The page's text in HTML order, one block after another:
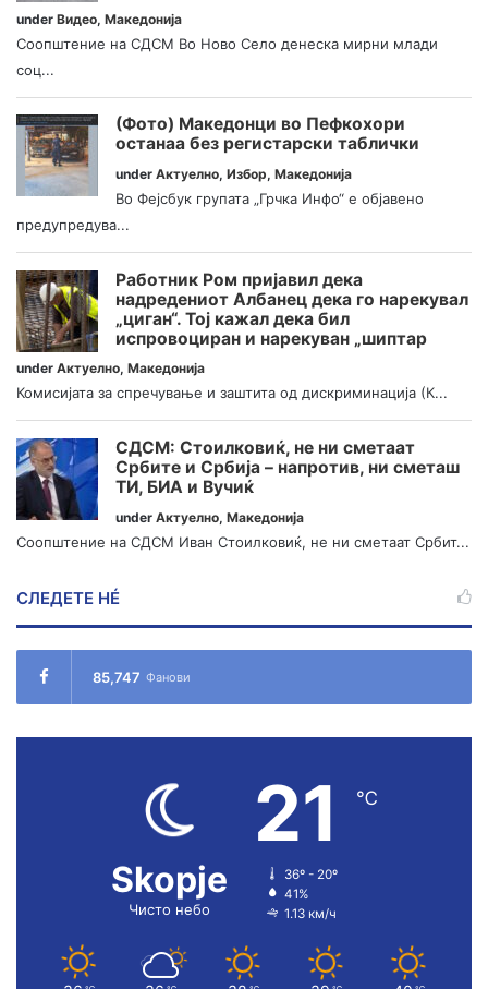
under Видео, Македонија
Соопштение на СДСМ Во Ново Село денеска мирни млади
соц...
(Фото) Македонци во Пефкохори
останаа без регистарски таблички
under Актуелно, Избор, Македонија
Во Фејсбук групата „Грчка Инфо“ е објавено
предупредува...
Работник Ром пријавил дека
надредениот Албанец дека го нарекувал
„циган“. Тој кажал дека бил
испровоциран и нарекуван „шиптар
under Актуелно, Македонија
Комисијата за спречување и заштита од дискриминација (К...
СДСМ: Стоилковиќ, не ни сметаат
Србите и Србија – напротив, ни сметаш
ТИ, БИА и Вучиќ
under Актуелно, Македонија
Соопштение на СДСМ Иван Стоилковиќ, не ни сметаат Србит...
СЛЕДЕТЕ НÉ
85,747 Фанови
Skopje
Чисто небо
21 ℃
36º - 20º
41%
1.13 км/ч